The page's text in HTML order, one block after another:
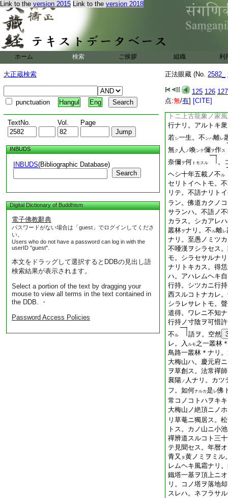
Link to the version 2015 Link to the version 2018
ホーム 検索 ご挨拶 組織 利
大正蔵検索
punctuation Hangul Eng
TextNo. Vol. Page
INBUDS
INBUDS(Bibliographic Database)
Search
Digital Dictionary of Buddhism
電子佛教辭典
パスワードがない場合は「guest」でログインしてくださ
い。
Users who do not have a password can log in with the
userID "guest".
本文をドラッグして選択するとDDBの見出し語
検索結果が表示されます。
Select a portion of the text by dragging your
mouse to view all terms in the text contained in
the DDB. ・
Password Access Policies
正法眼藏 (No. 2582_
125 126 127
点:無/有] [CITE]
趙州ユルサス。古
ノ趙州ニ住スルコ
リ。傳法ヨリコノ
諸人コレヲ古佛ト
イマタ八旬ニイタ
リモ強健ナルヘシ
ンワレラ。ナンソ
シカラン。ハケミ
四十年ノアヒタ。
ニ米糓ナシ。アル
テ。食物ニアツ。
トニ上古龍象ノ家
行ナリ。アルトキ
若シ一生。不 ンハ離レ
無ク 人 ノ喚ンテ儞ヲ作ス
奈儞ヲ何 トモスル
。
ヘシ十年五載ノ不ル
セリトイヘトモ。不
リテ。不語ナリト
ラン。佛道カクノ
サランハ。不語ノ
カラス。シカアレ
叢林ヲナリ。不ル離レ
ナリ。至愚ノミツ
不唖漢ヲシラセス
モ。シラセサルナ
ナリトキカス。得
ハ。アハレムヘキ
行持。シツカニ行
西スルコトナカレ
シラレサレトモ。
道得。ワレニ不知
行持ノ寸陰ヲ可惜
不ル 語ヲ。空然
レ。入 ルモ之一叢林
鳥路一叢林＊ナリ
大梅山ハ。慶元府
ヲ草創ス。法常禪
襄陽ノ 人ナリ。カツ
フ。如何ナルカ是 レ佛
常コノコトハヲキ
大梅山ノ絶頂ニノ
リ草菴ニ獨居ス。
トス。カノ山ニ小
禪辨道スルコト三
テ見聞セス。年暦
青又 タ黄ノミヲミル
レムヘキ風霜ナリ
鐵塔一基ヲ頂上ニ
リ。コノ塔ヲ落地
スレハ。ネフラサ